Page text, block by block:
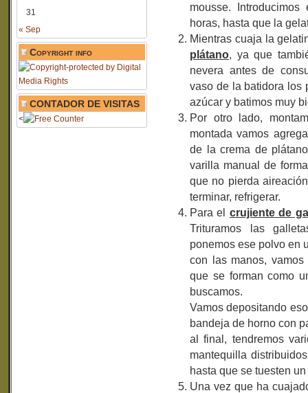
31
« Sep
Copyright info
CONTADOR DE VISITAS
<
mousse.
horas, hasta que la
Mientras cuaja la
plátano, ya que
nevera antes de
vaso de la batidora los
azúcar y batimos muy
Por otro lado,
montada vamos
de la crema de
varilla manual de
que no pierda
terminar, refrigerar.
Para el crujiente de
Trituramos las
ponemos ese polvo en
con las manos,
que se forman como
buscamos.
Vamos depositando
bandeja de horno con
al final, tendremos
mantequilla
hasta que se tuesten
Una vez que ha